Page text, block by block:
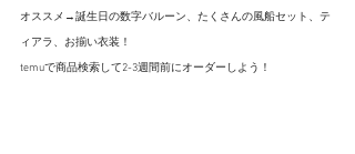
オススメ→誕生日の数字バルーン、たくさんの風船セット、テ
ィアラ、お揃い衣装！
temuで商品検索して2-3週間前にオーダーしよう！